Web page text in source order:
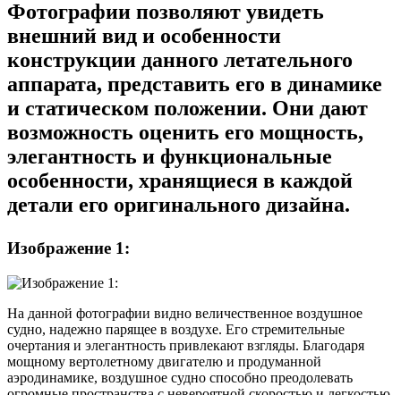
Фотографии позволяют увидеть
внешний вид и особенности
конструкции данного летательного
аппарата, представить его в динамике
и статическом положении. Они дают
возможность оценить его мощность,
элегантность и функциональные
особенности, хранящиеся в каждой
детали его оригинального дизайна.
Изображение 1:
На данной фотографии видно величественное воздушное
судно, надежно парящее в воздухе. Его стремительные
очертания и элегантность привлекают взгляды. Благодаря
мощному вертолетному двигателю и продуманной
аэродинамике, воздушное судно способно преодолевать